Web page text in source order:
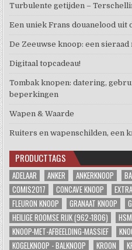
Turbulente getijden –
Een uniek Frans douanelood uit
De Zeeuwse knoop: een
Digitaal topcadeau!
Tombak knopen: datering,
beperkingen
Wapen & Waarde
Ruiters en wapenschilden, een
PRODUCTTAGS
ADELAAR ANKER ANKERKNOOP
COMIS2017
CONCAVE KNOOP
FLEURON KNOOP
GRANAAT KNOOP
HEILIGE ROOMSE RIJK (962-1806)
KNOOP-MET-AFBEELDING-MASSIEF
KOGELKNOOP - BALKNOOP
KROON